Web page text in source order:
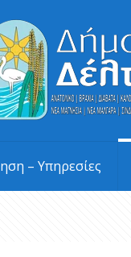
– Υπηρεσίες